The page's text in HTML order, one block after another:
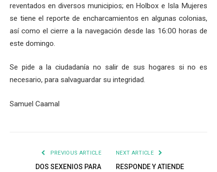
reventados en diversos municipios; en Holbox e Isla Mujeres
se tiene el reporte de encharcamientos en algunas colonias,
así como el cierre a la navegación desde las 16:00 horas de
este domingo.
Se pide a la ciudadanía no salir de sus hogares si no es
necesario, para salvaguardar su integridad.
Samuel Caamal
PREVIOUS ARTICLE
DOS SEXENIOS PARA
NEXT ARTICLE
RESPONDE Y ATIENDE